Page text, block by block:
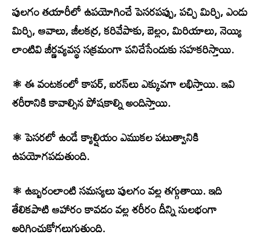
పులగం తయారీలో ఉపయోగించే పెసరపప్పు, పచ్చి మిర్చి, ఎండు
మిర్చి, ఆవాలు, జీలకర్ర, కరివేపాకు, బెల్లం, మిరియాలు, నెయ్యి
లాంటివి జీర్ణవ్యవస్థ సక్రమంగా పనిచేసేందుకు సహకరిస్తాయి.
⚛ ఈ వంటకంలో కాపర్, ఐరన్‌లు ఎక్కువగా లభిస్తాయి. ఇవి
శరీరానికి కావాల్సిన పోషకాల్ని అందిస్తాయి.
⚛ పెసరలో ఉండే క్యాల్షియం ఎముకల పటుత్వానికి
ఉపయోగపడుతుంది.
⚛ ఉబ్బరంలాంటి సమస్యలు పులగం వల్ల తగ్గుతాయి. ఇది
తేలికపాటి ఆహారం కావడం వల్ల శరీరం దీన్ని సులభంగా
అరిగించుకోగలుగుతుంది.